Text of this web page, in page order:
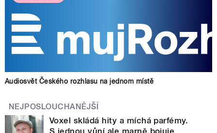
Audiosvět Českého rozhlasu na jednom místě
NEJPOSLOUCHANĚJŠÍ
Voxel skládá hity a míchá parfémy.
S jednou vůní ale marně bojuje